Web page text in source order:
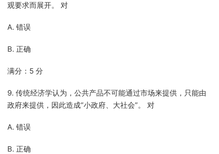
观要求而展开。 对
A. 错误
B. 正确
满分：5 分
9. 传统经济学认为，公共产品不可能通过市场来提供，只能由
政府来提供，因此造成“小政府、大社会”。 对
A. 错误
B. 正确